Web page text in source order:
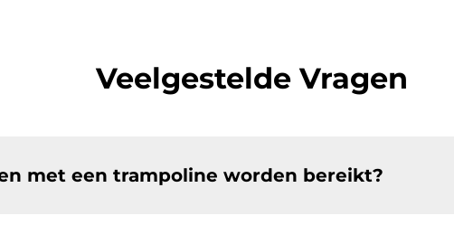
Veelgestelde Vragen
met een trampoline worden bereikt?